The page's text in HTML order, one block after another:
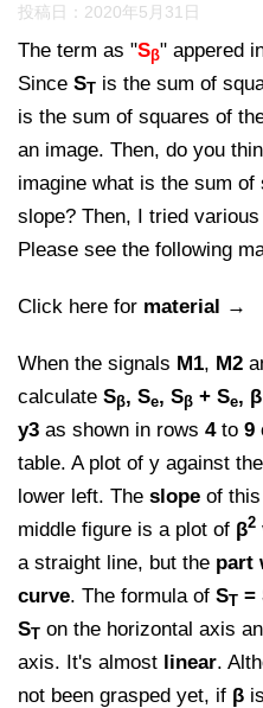
投稿日： 2020年5月31日
The term as "Sβ" appered
Since ST is the sum of
is the sum of squares of
an image. Then, do you
imagine what is the sum
slope? Then, I tried
Please see the following
Click here for material →
When the signals M1, M2
calculate Sβ, Se, Sβ + Se, β
y3 as shown in rows 4to 9
table. A plot of y against
lower left. The slope of
middle figure is a plot of β2
a straight line, but the part
curve. The formula of ST =
ST on the horizontal axis
axis. It's almost linear.
not been grasped yet, if β